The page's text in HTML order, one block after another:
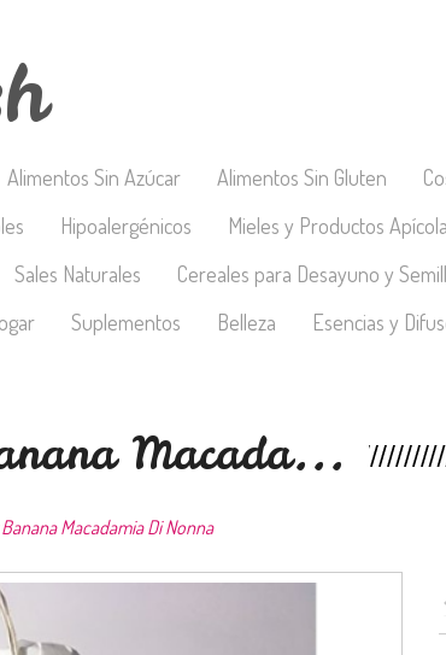
Alimentos Sin Azúcar Alimentos Sin Gluten
Hipoalergénicos Mieles y Productos
Sales Naturales Cereales para Desayuno y
Suplementos Belleza Esencias y
Macada...
Macadamia Di Nonna